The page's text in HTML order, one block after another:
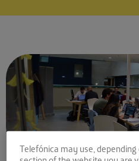
Telefónica may use,